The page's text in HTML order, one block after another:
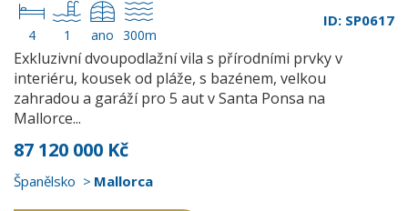
4 1 ano 300m
ID: SP0617
Exkluzivní dvoupodlažní vila s přírodními prvky v
interiéru, kousek od pláže, s bazénem, velkou
zahradou a garáží pro 5 aut v Santa Ponsa na
Mallorce...
87 120 000 Kč
Španělsko Mallorca